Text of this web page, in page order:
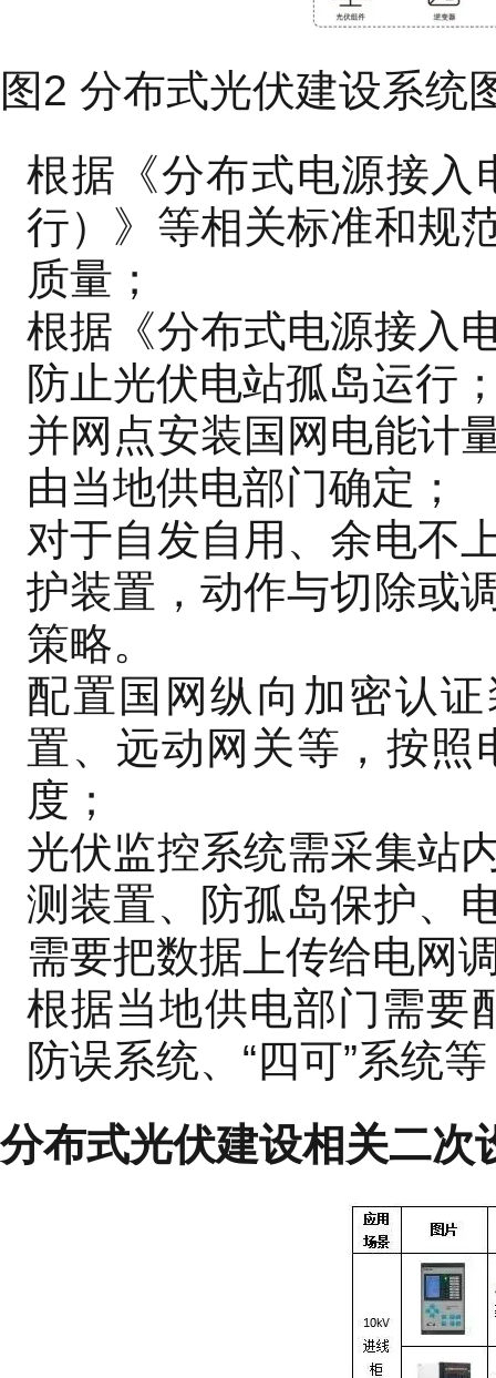
图2 分布式光伏建设系统
根据《分布式电源接入
行）》等相关标准和规
质量；
根据《分布式电源接入
防止光伏电站孤岛运行
并网点安装国网电能计
由当地供电部门确定；
对于自发自用、余电不
护装置，动作与切除或
策略。
配置国网纵向加密认
置、远动网关等，按照
度；
光伏监控系统需采集站
测装置、防孤岛保护、
需要把数据上传给电网
根据当地供电部门需要
防误系统、“四可”系统
分布式光伏建设相关二次